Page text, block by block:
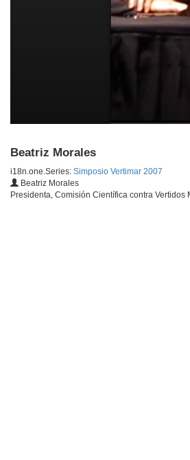
Beatriz Morales
i18n.one.Series: Simposio Vertimar 2007
Beatriz Morales
Presidenta, Comisión Científica contra Vertidos